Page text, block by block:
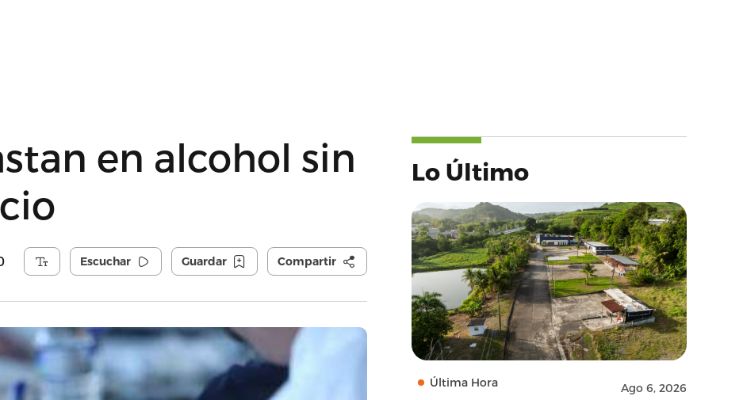
en alcohol sin
Escuchar Guardar Compartir
Lo Último
Última Hora Ago 6, 2026